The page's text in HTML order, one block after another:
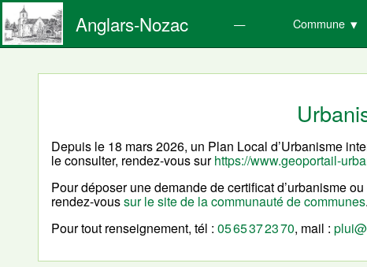
Anglars-Nozac Commune
Depuis le 18 mars 2026, un Plan Local d’Urbanisme
le consulter, rendez-vous surhttps://www.geoportail-
Pour déposer une demande de certificat d’urbanisme
rendez-voussur le site de la communauté de communes.
Pour tout renseignement, tél : 05 65 37 23 70, mail :